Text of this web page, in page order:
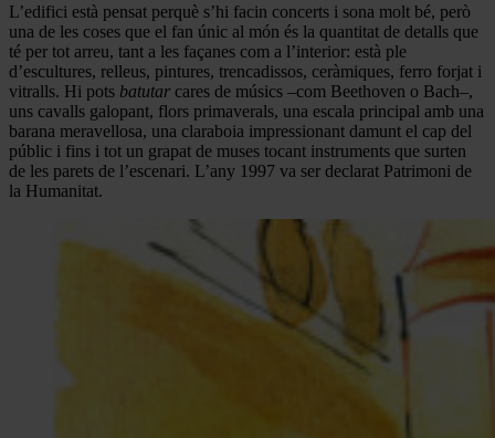
L’edifici està pensat perquè s’hi facin concerts i sona molt bé, però
una de les coses que el fan únic al món és la quantitat de detalls que
té per tot arreu, tant a les façanes com a l’interior: està ple
d’escultures, relleus, pintures, trencadissos, ceràmiques, ferro forjat i
vitralls. Hi pots batutar cares de músics –com Beethoven o Bach–,
uns cavalls galopant, flors primaverals, una escala principal amb una
barana meravellosa, una claraboia impressionant damunt el cap del
públic i fins i tot un grapat de muses tocant instruments que surten
de les parets de l’escenari. L’any 1997 va ser declarat Patrimoni de
la Humanitat.